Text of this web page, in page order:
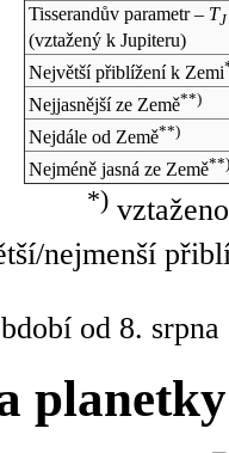
Tisserandův parametr – TJ
(vztažený k Jupiteru)
Největší přiblížení k Zemi
Nejjasnější ze Země**)
Nejdále od Země**)
Nejméně jasná ze Země**)
*)
nejmenší
od 8.